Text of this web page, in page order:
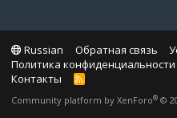
Russian Обратная связь
Политика конфиденциальности
Контакты
R
S
Community platform by XenForo® ©